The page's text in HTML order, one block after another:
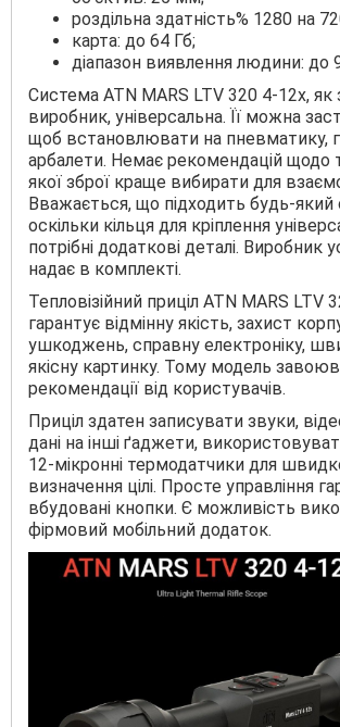
роздільна здатність% 1280 на
карта: до 64 Гб;
діапазон виявлення людини: до
Система ATN MARS LTV 320 4-12x, як
виробник, універсальна. Її можна
щоб встановлювати на пневматику,
арбалети. Немає рекомендацій щодо
якої зброї краще вибирати для
Вважається, що підходить будь-який
оскільки кільця для кріплення
потрібні додаткові деталі. Виробник
надає в комплекті.
Тепловізійний приціл ATN MARS LTV
гарантує відмінну якість, захист
ушкоджень, справну електроніку,
якісну картинку. Тому модель
рекомендації від користувачів.
Приціл здатен записувати звуки,
дані на інші ґаджети,
12-мікронні термодатчики для
визначення цілі. Просте управління
вбудовані кнопки. Є можливість
фірмовий мобільний додаток.